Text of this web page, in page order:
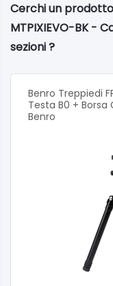
Tipo di Piastra
Cerchi un
MTPIXIEVO-BK -
sezioni ?
Benro Treppiedi
Testa B0 +
Benro